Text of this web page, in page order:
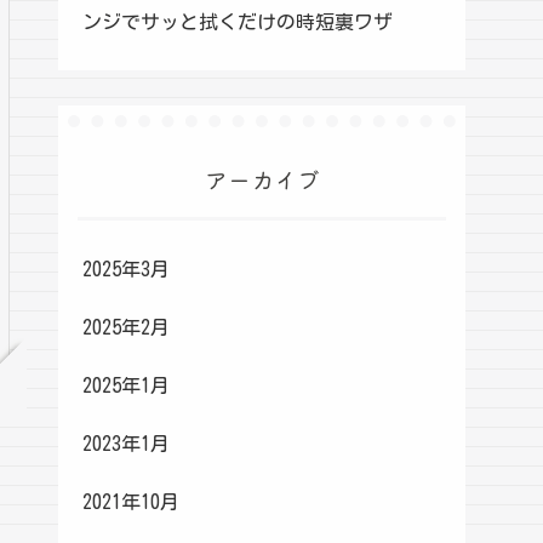
ンジでサッと拭くだけの時短裏ワザ
アーカイブ
2025年3月
2025年2月
2025年1月
2023年1月
2021年10月